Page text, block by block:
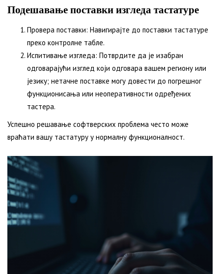
Подешавање поставки изгледа тастатуре
Провера поставки: Навигирајте до поставки тастатуре
преко контролне табле.
Испитивање изгледа: Потврдите да је изабран
одговарајући изглед који одговара вашем региону или
језику; нетачне поставке могу довести до погрешног
функционисања или неоперативности одређених
тастера.
Успешно решавање софтверских проблема често може
враћати вашу тастатуру у нормалну функционалност.